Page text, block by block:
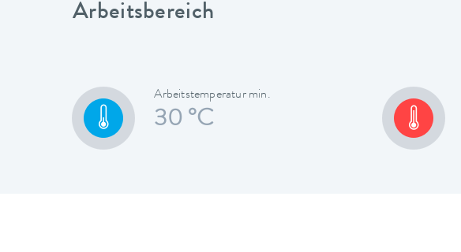
Arbeitsbereich
Arbeitstemperatur min.
30 °C